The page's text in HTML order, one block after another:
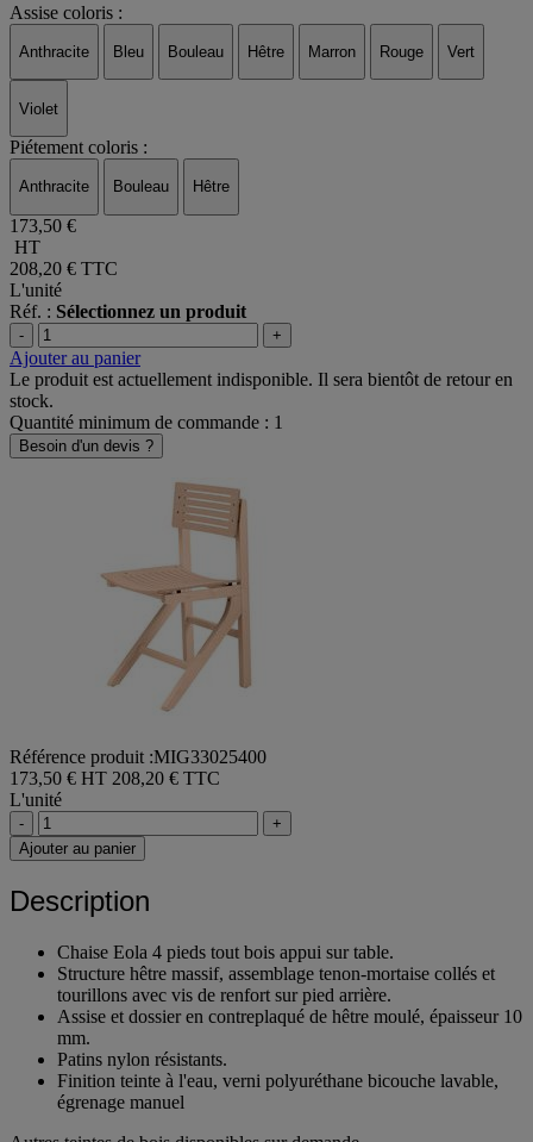
Assise coloris :
Anthracite Bleu Bouleau Hêtre Marron Rouge Vert
Violet
Piétement coloris :
Anthracite Bouleau Hêtre
173,50 €
HT
208,20 € TTC
L'unité
Réf. : Sélectionnez un produit
- +
Ajouter au panier
Le produit est actuellement indisponible. Il sera bientôt de retour en
stock.
Quantité minimum de commande : 1
Besoin d'un devis ?
Référence produit :MIG33025400
173,50 € HT 208,20 € TTC
L'unité
-
+
Ajouter au panier
Description
Chaise Eola 4 pieds tout bois appui sur table.
Structure hêtre massif, assemblage tenon-mortaise collés et
tourillons avec vis de renfort sur pied arrière.
Assise et dossier en contreplaqué de hêtre moulé, épaisseur 10
mm.
Patins nylon résistants.
Finition teinte à l'eau, verni polyuréthane bicouche lavable,
égrenage manuel